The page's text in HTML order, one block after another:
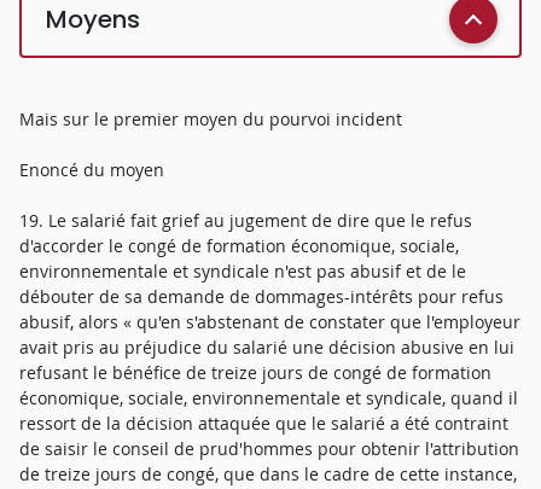
Moyens
Mais sur le premier moyen du pourvoi incident
Enoncé du moyen
19. Le salarié fait grief au jugement de dire que le refus
d'accorder le congé de formation économique, sociale,
environnementale et syndicale n'est pas abusif et de le
débouter de sa demande de dommages-intérêts pour refus
abusif, alors « qu'en s'abstenant de constater que l'employeur
avait pris au préjudice du salarié une décision abusive en lui
refusant le bénéfice de treize jours de congé de formation
économique, sociale, environnementale et syndicale, quand il
ressort de la décision attaquée que le salarié a été contraint
de saisir le conseil de prud'hommes pour obtenir l'attribution
de treize jours de congé, que dans le cadre de cette instance,